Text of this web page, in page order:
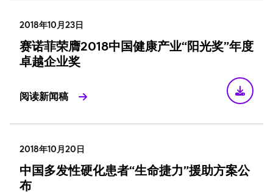
2018年10月23日
赛诺菲荣膺2018中国健康产业“阳光奖”年度
卓越企业奖
阅读新闻稿
2018年10月20日
中国多发性硬化患者“生命捷力”援助方案公
布